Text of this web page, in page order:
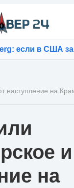
в США
наступление на
и
на